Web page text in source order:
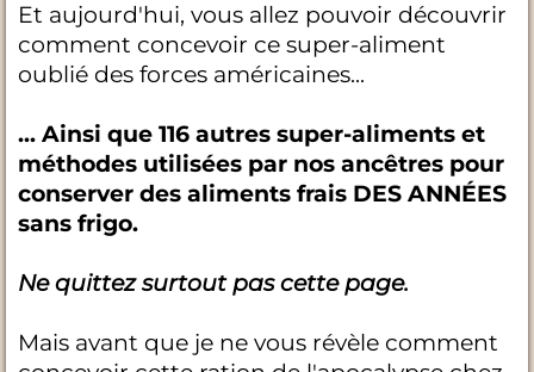
Et aujourd'hui, vous allez pouvoir découvrir
comment concevoir ce super-aliment
oublié des forces américaines...
... Ainsi que 116 autres super-aliments et
méthodes utilisées par nos ancêtres pour
conserver des aliments frais DES ANNÉES
sans frigo.
Ne quittez surtout pas cette page.
Mais avant que je ne vous révèle comment